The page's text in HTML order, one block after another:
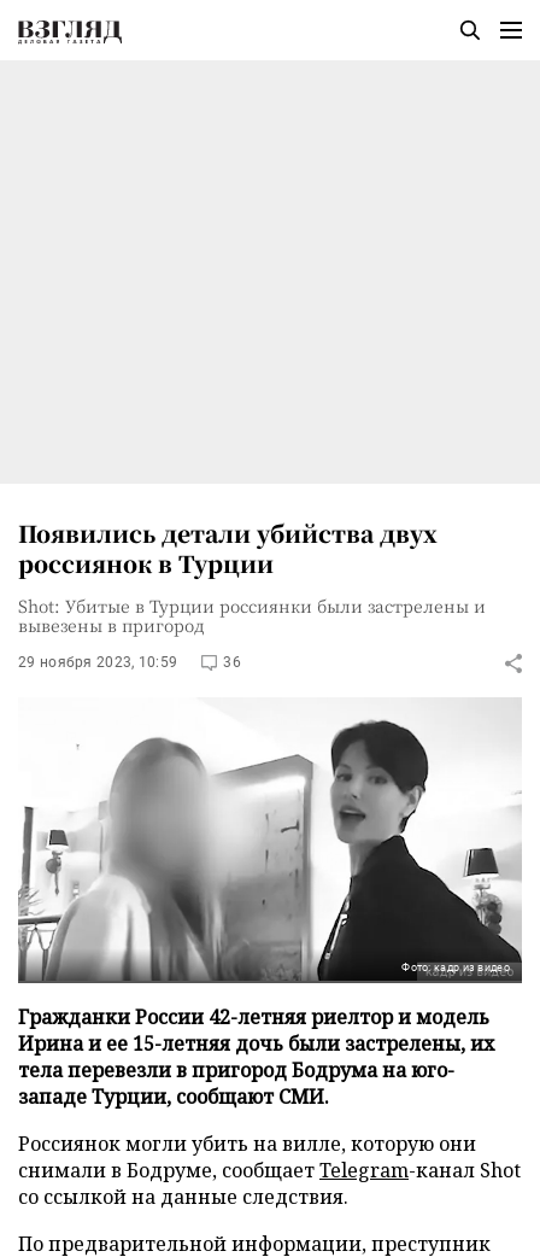
Появились детали убийства двух
россиянок в Турции
Shot: Убитые в Турции россиянки были застрелены и
вывезены в пригород
29 ноября 2023, 10:59 36
Фото: кадр из видео
Гражданки России 42-летняя риелтор и модель
Ирина и ее 15-летняя дочь были застрелены, их
тела перевезли в пригород Бодрума на юго-
западе Турции, сообщают СМИ.
Россиянок могли убить на вилле, которую они
снимали в Бодруме, сообщаетTelegram-канал Shot
со ссылкой на данные следствия.
По предварительной информации, преступник